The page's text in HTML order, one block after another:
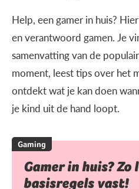
Help, een gamer in huis?
en verantwoord gamen. Je
samenvatting van de
moment, leest tips over het
ontdekt wat je kan doen
je kind uit de hand loopt.
Gaming
Gamer in huis? Zo
basisregels vast!